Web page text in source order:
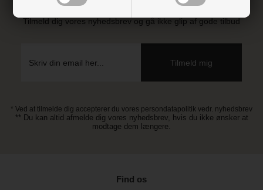
Tilmeld dig vores nyhedsbrev og gå ikke glip af gode tilbud
* Ved at tilmelde dig accepterer du vores persondatapolitik vedr. nyhedsbrev
** Du kan altid afmelde dig vores nyhedsbrev, hvis du ikke ønsker at
modtage dem længere.
Find os